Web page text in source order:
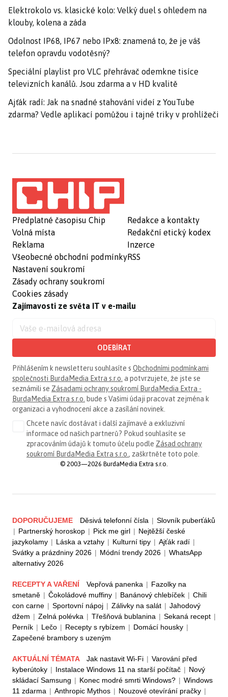
Elektrokolo vs. klasické kolo: Velký duel s ohledem na
klouby, kolena a záda
Odolnost IP68, IP67 nebo IPx8: znamená to, že je váš
telefon opravdu vodotěsný?
Speciální playlist pro VLC přehrávač odemkne tisíce
televizních kanálů. Jsou zdarma a v HD kvalitě
Ajťák radí: Jak na snadné stahování videí z YouTube
zdarma? Vedle aplikací pomůžou i tajné triky v prohlížeči
Předplatné časopisu Chip
Volná místa
Reklama
Všeobecné obchodní podmínky
Nastavení soukromí
Zásady ochrany soukromí
Cookies zásady
Redakce a kontakty
Redakční etický kodex
Inzerce
RSS
Zajímavosti ze světa IT v e-mailu
ODEBÍRAT
Přihlášením k newsletteru souhlasíte s Obchodními podmínkami
společnosti BurdaMedia Extra s.r.o. a potvrzujete, že jste se
seznámili se Zásadami ochrany soukromí BurdaMedia Extra -
BurdaMedia Extra s.r.o. bude s Vašimi údaji pracovat zejména k
organizaci a vyhodnocení akce a zasílání novinek.
Chcete navíc dostávat i další zajímavé a exkluzivní
informace od našich partnerů? Pokud souhlasíte se
zpracováním údajů k tomuto účelu podle Zásad ochrany
soukromí BurdaMedia Extra s.r.o., zaškrtněte toto pole.
© 2003—2026 BurdaMedia Extra s.r.o.
DOPORUČUJEME Děsivá telefonní čísla | Slovník puberťáků
| Partnerský horoskop | Pick me girl | Nejtěžší české
jazykolamy | Láska a vztahy | Kulturní tipy | Ajťák radí |
Svátky a prázdniny 2026 | Módní trendy 2026 | WhatsApp
alternativy 2026
RECEPTY A VAŘENÍ Vepřová panenka | Fazolky na
smetaně | Čokoládové muffiny | Banánový chlebíček | Chili
con carne | Sportovní nápoj | Zálivky na salát | Jahodový
džem | Zelná polévka | Třešňová bublanina | Sekaná recept |
Perník | Lečo | Recepty s rybízem | Domácí housky |
Zapečené brambory s uzeným
AKTUÁLNÍ TÉMATA Jak nastavit Wi-Fi | Varování před
kyberútoky | Instalace Windows 11 na starší počítač | Nový
skládací Samsung | Konec modré smrti Windows? | Windows
11 zdarma | Anthropic Mythos | Nouzové otevírání pračky |